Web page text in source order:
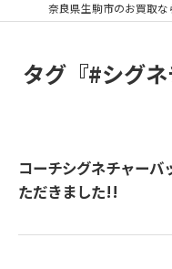
奈良県生駒市のお買取
タグ『#シグ
コーチシグネチャーバ
ただきました!!